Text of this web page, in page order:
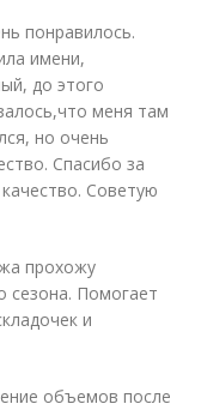
понравилось.
имени,
до этого
меня там
но очень
Спасибо за
Советую
прохожу
сезона. Помогает
и
объемов после